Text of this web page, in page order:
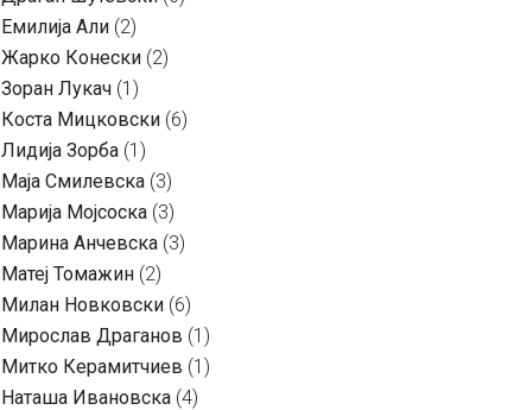
Емилија Али (2)
Жарко Конески (2)
Зоран Лукач (1)
Коста Мицковски (6)
Лидија Зорба (1)
Маја Смилевска (3)
Марија Мојсоска (3)
Марина Анчевска (3)
Матеј Томажин (2)
Милан Новковски (6)
Мирослав Драганов (1)
Митко Керамитчиев (1)
Наташа Ивановска (4)